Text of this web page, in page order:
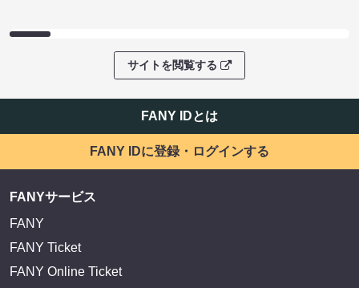
サイトを閲覧する
FANY IDとは
FANY IDに登録・ログインする
FANYサービス
FANY
FANY Ticket
FANY Online Ticket